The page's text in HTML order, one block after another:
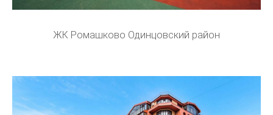
ЖК Ромашково Одинцовский район